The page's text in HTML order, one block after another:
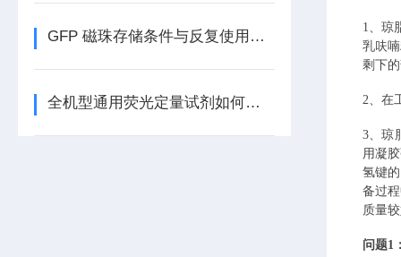
GFP 磁珠存储条件与反复使用次数对性能的影响
全机型通用荧光定量试剂如何帮您节省成本和空间
1、琼
乳呋
剩下
2、 在
3、琼
用凝
氢键
备过
质量
问题1